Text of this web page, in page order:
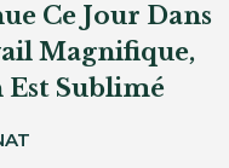
Ce Jour Dans
Magnifique,
Est Sublimé